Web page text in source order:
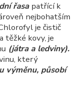
řasa patřící k
nejbohatším
je čistič
těžké kovy, je
(játra a ledviny).
který
výměnu, působí